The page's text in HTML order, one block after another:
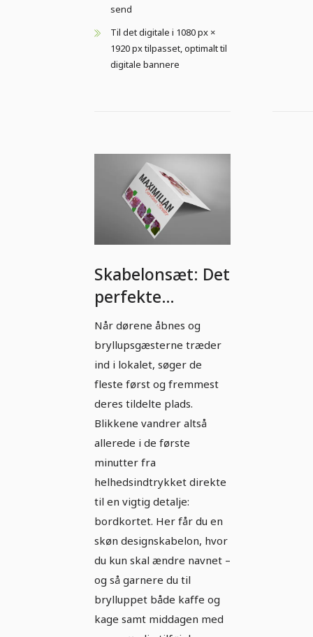
send
Til det digitale i 1080 px ×
1920 px tilpasset, optimalt til
digitale bannere
Skabelonsæt: Det
perfekte
bryllupsbordkort
– Version 14
Når dørene åbnes og
bryllupsgæsterne træder
ind i lokalet, søger de
fleste først og fremmest
deres tildelte plads.
Blikkene vandrer altså
allerede i de første
minutter fra
helhedsindtrykket direkte
til en vigtig detalje:
bordkortet. Her får du en
skøn designskabelon, hvor
du kun skal ændre navnet –
og så garnere du til
brylluppet både kaffe og
kage samt middagen med